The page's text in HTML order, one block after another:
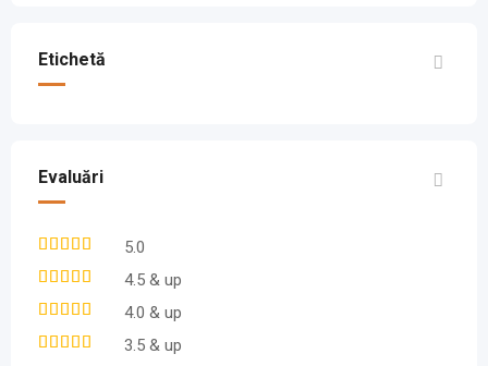
Etichetă
Evaluări
5.0
4.5 & up
4.0 & up
3.5 & up